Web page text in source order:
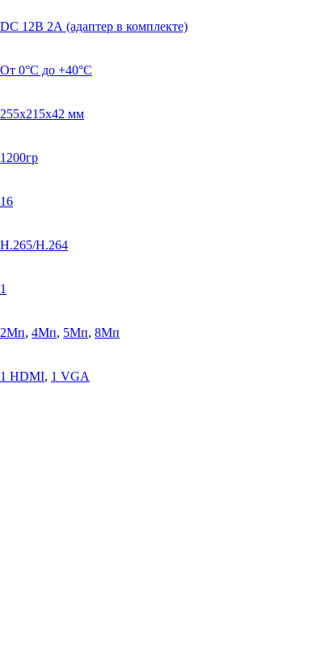
DC 12В 2А (адаптер в комплекте)
От 0°С до +40°С
255х215х42 мм
1200гр
16
H.265/H.264
1
2Мп, 4Мп, 5Мп, 8Мп
1 HDMI, 1 VGA